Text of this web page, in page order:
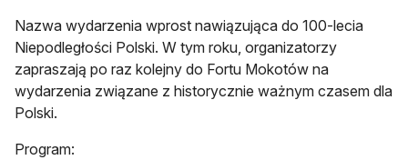
Nazwa wydarzenia wprost nawiązująca do 100-lecia
Niepodległości Polski. W tym roku, organizatorzy
zapraszają po raz kolejny do Fortu Mokotów na
wydarzenia związane z historycznie ważnym czasem dla
Polski.
Program: